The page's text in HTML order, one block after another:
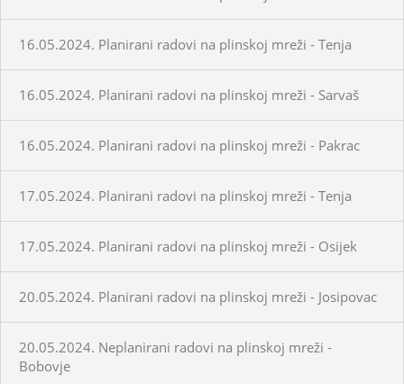
16.05.2024. Planirani radovi na plinskoj mreži - Tenja
16.05.2024. Planirani radovi na plinskoj mreži - Sarvaš
16.05.2024. Planirani radovi na plinskoj mreži - Pakrac
17.05.2024. Planirani radovi na plinskoj mreži - Tenja
17.05.2024. Planirani radovi na plinskoj mreži - Osijek
20.05.2024. Planirani radovi na plinskoj mreži - Josipovac
20.05.2024. Neplanirani radovi na plinskoj mreži -
Bobovje